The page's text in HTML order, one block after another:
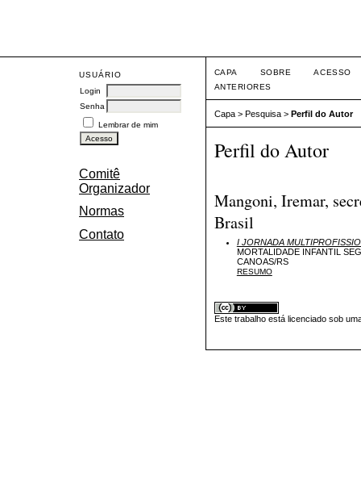
USUÁRIO
Login
Senha
Lembrar de mim
Comitê
Organizador
Normas
Contato
CAPA SOBRE
ACESSO
ANTERIORES
Capa> Pesquisa> Perfil do Autor
Perfil do Autor
Mangoni, Iremar,
Brasil
I JORNADA
MORTALIDADE INFANTIL
CANOAS/RS
RESUMO
Este trabalho está licenciado sob